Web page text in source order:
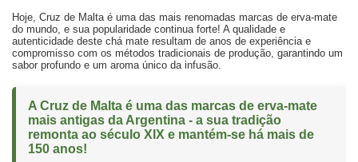
Hoje, Cruz de Malta é uma das mais renomadas marcas de erva-mate
do mundo, e sua popularidade continua forte! A qualidade e
autenticidade deste chá mate resultam de anos de experiência e
compromisso com os métodos tradicionais de produção, garantindo um
sabor profundo e um aroma único da infusão.
A Cruz de Malta é uma das marcas de erva-mate
mais antigas da Argentina - a sua tradição
remonta ao século XIX e mantém-se há mais de
150 anos!